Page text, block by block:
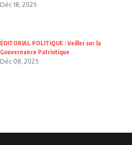
Déc 18, 2025
ÉDITORIAL POLITIQUE : Veiller sur la
Gouvernance Patriotique
Déc 08, 2025